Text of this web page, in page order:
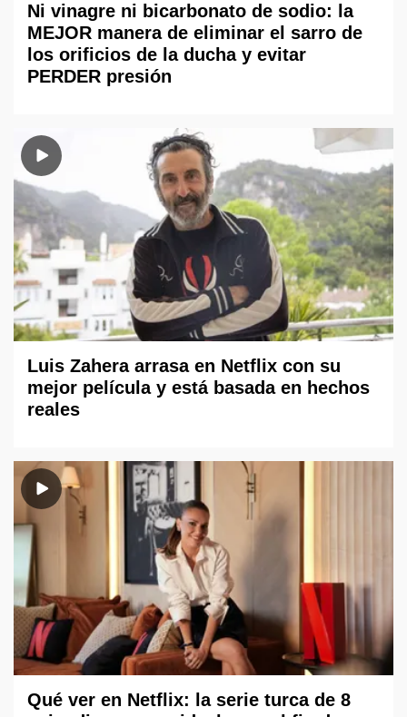
Ni vinagre ni bicarbonato de sodio: la
MEJOR manera de eliminar el sarro de
los orificios de la ducha y evitar
PERDER presión
Luis Zahera arrasa en Netflix con su
mejor película y está basada en hechos
reales
Qué ver en Netflix: la serie turca de 8